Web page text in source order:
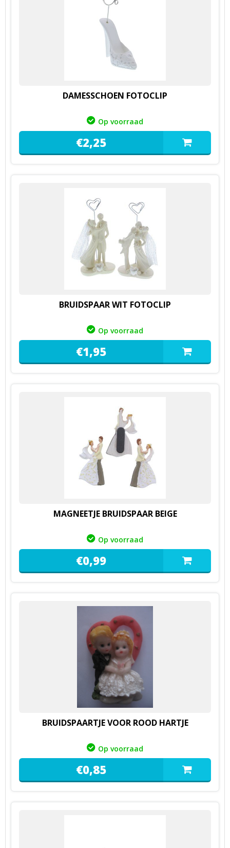
DAMESSCHOEN FOTOCLIP
Op voorraad
€2,25
BRUIDSPAAR WIT FOTOCLIP
Op voorraad
€1,95
MAGNEETJE BRUIDSPAAR BEIGE
Op voorraad
€0,99
BRUIDSPAARTJE VOOR ROOD HARTJE
Op voorraad
€0,85